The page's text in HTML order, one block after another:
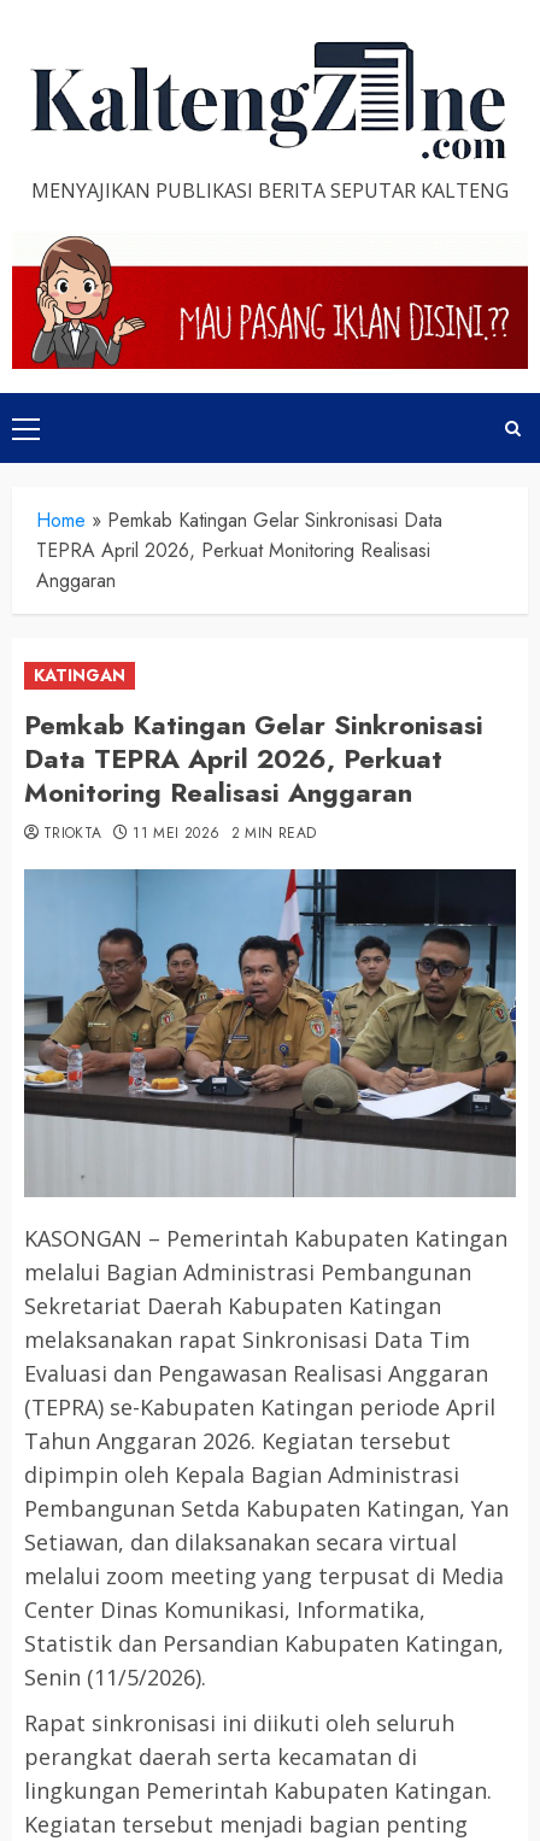
content
MENYAJIKAN PUBLIKASI BERITA SEPUTAR KALTENG
Primary
Menu
Home » Pemkab Katingan Gelar Sinkronisasi Data
TEPRA April 2026, Perkuat Monitoring Realisasi
Anggaran
KATINGAN
Pemkab Katingan Gelar Sinkronisasi
Data TEPRA April 2026, Perkuat
Monitoring Realisasi Anggaran
TRIOKTA 11 MEI 2026 2 MIN READ
KASONGAN – Pemerintah Kabupaten Katingan
melalui Bagian Administrasi Pembangunan
Sekretariat Daerah Kabupaten Katingan
melaksanakan rapat Sinkronisasi Data Tim
Evaluasi dan Pengawasan Realisasi Anggaran
(TEPRA) se-Kabupaten Katingan periode April
Tahun Anggaran 2026. Kegiatan tersebut
dipimpin oleh Kepala Bagian Administrasi
Pembangunan Setda Kabupaten Katingan, Yan
Setiawan, dan dilaksanakan secara virtual
melalui zoom meeting yang terpusat di Media
Center Dinas Komunikasi, Informatika,
Statistik dan Persandian Kabupaten Katingan,
Senin (11/5/2026).
Rapat sinkronisasi ini diikuti oleh seluruh
perangkat daerah serta kecamatan di
lingkungan Pemerintah Kabupaten Katingan.
Kegiatan tersebut menjadi bagian penting